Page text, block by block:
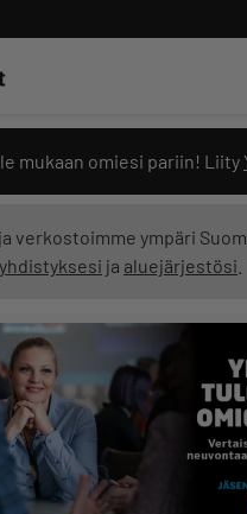
mukaan omiesi pariin! Liity
verkostoimme ympäri
ja aluejärjestösi
tai kysy
tekoälyltä
näytä kaikki